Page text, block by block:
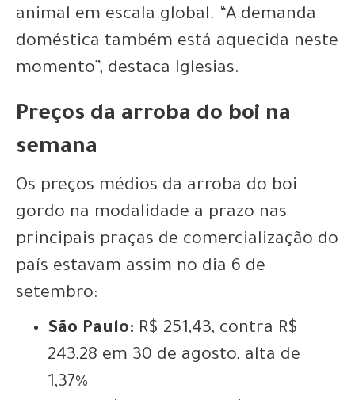
animal em escala global. “A demanda
doméstica também está aquecida neste
momento”, destaca Iglesias.
Preços da arroba do boi na
semana
Os preços médios da arroba do boi
gordo na modalidade a prazo nas
principais praças de comercialização do
país estavam assim no dia 6 de
setembro:
São Paulo: R$ 251,43, contra R$
243,28 em 30 de agosto, alta de
1,37%